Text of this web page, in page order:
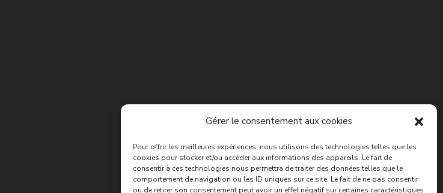
Gérer le consentement aux cookies
Pour offrir les meilleures expériences, nous utilisons des technologies telles que les
cookies pour stocker et/ou accéder aux informations des appareils. Le fait de
consentir à ces technologies nous permettra de traiter des données telles que le
comportement de navigation ou les ID uniques sur ce site. Le fait de ne pas consentir
ou de retirer son consentement peut avoir un effet négatif sur certaines caractéristiques